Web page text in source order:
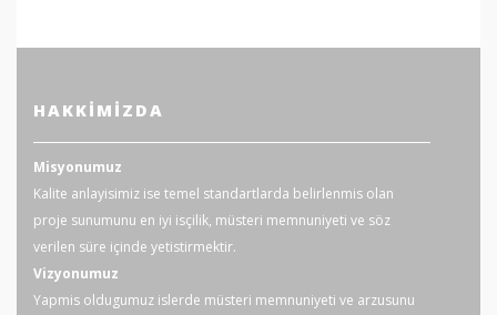
HAKKIMIZDA
Misyonumuz
Kalite anlayisimiz ise temel standartlarda belirlenmis olan
proje sunumunu en iyi isçilik, müsteri memnuniyeti ve söz
verilen süre içinde yetistirmektir.
Vizyonumuz
Yapmis oldugumuz islerde müsteri memnuniyeti ve arzusunu